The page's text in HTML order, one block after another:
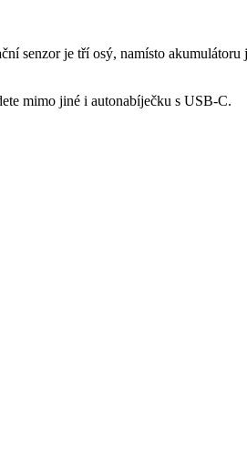
senzor je tří osý, namísto
mimo jiné i autonabíječku s USB-C.